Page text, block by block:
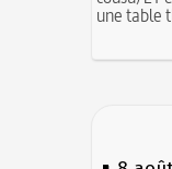
une table